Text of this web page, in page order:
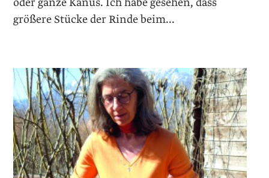
größere Stücke der Rinde beim...